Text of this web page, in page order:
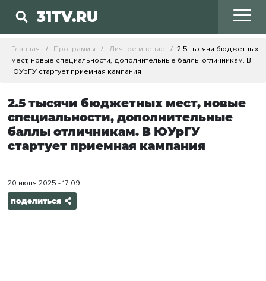
31TV.RU
Главная Программы Личное мнение
2.5 тысячи бюджетных
мест, новые специальности, дополнительные баллы отличникам. В
ЮУрГУ стартует приемная кампания
2.5 тысячи бюджетных мест, новые
специальности, дополнительные
баллы отличникам. В ЮУрГУ
стартует приемная кампания
20 июня 2025 - 17:09
поделиться